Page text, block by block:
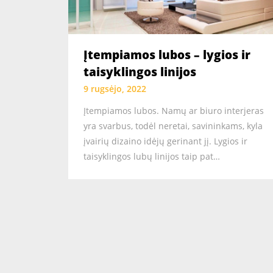
Įtempiamos lubos – lygios ir
taisyklingos linijos
9 rugsėjo, 2022
Įtempiamos lubos. Namų ar biuro interjeras
yra svarbus, todėl neretai, savininkams, kyla
įvairių dizaino idėjų gerinant jį. Lygios ir
taisyklingos lubų linijos taip pat…